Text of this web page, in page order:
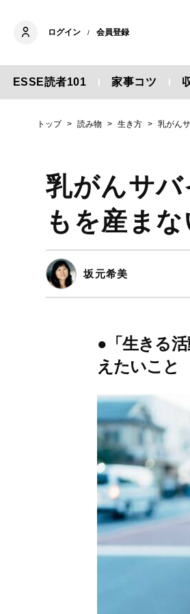
ログイン / 会員登録
ESSE読者101 家事コツ
トップ 読み物 生き方 乳がん
乳がんサ
もを産ま
坂元希美
●「生きる
えたいこと